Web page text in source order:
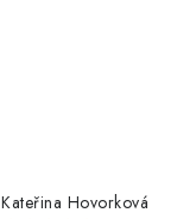
Kateřina Hovorková